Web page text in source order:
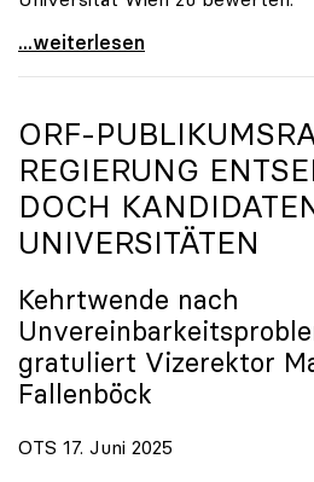
„Top-Rankingplätze
...weiterlesen
ORF-
REGIERUNG
DOCH
UNIVERSITÄTEN
Kehrtwende nach
gratuliert Vizerektor
Fallenböck
OTS 17. Juni 2025